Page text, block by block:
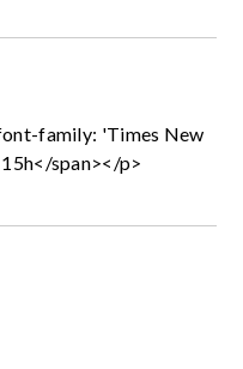
family: 'Times New
span></p>